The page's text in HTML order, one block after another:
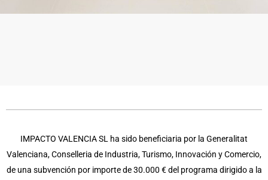
IMPACTO VALENCIA SL ha sido beneficiaria por la Generalitat
Valenciana, Conselleria de Industria, Turismo, Innovación y Comercio,
de una subvención por importe de 30.000 € del programa dirigido a la